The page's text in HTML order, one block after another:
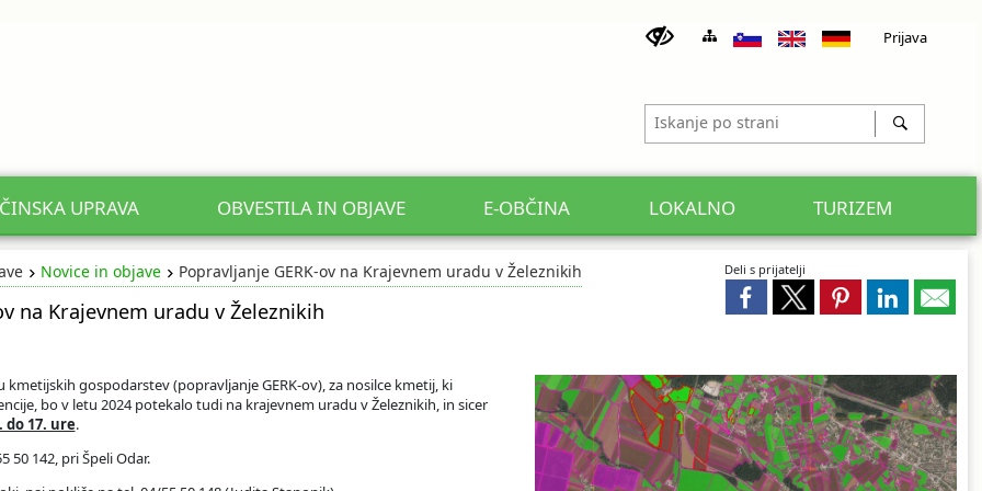
UPRAVA OBVESTILA IN OBJAVE E-OBČINA LOKALNO TURIZEM
Prijava
Deli s prijatelji
Novice in objave Popravljanje GERK-ov na Krajevnem uradu v Železnikih
na Krajevnem uradu v Železnikih
gospodarstev (popravljanje GERK-ov), za nosilce kmetij, ki
bo v letu 2024 potekalo tudi na krajevnem uradu v Železnikih, in sicer
do 17. ure.
50 142, pri Špeli Odar.